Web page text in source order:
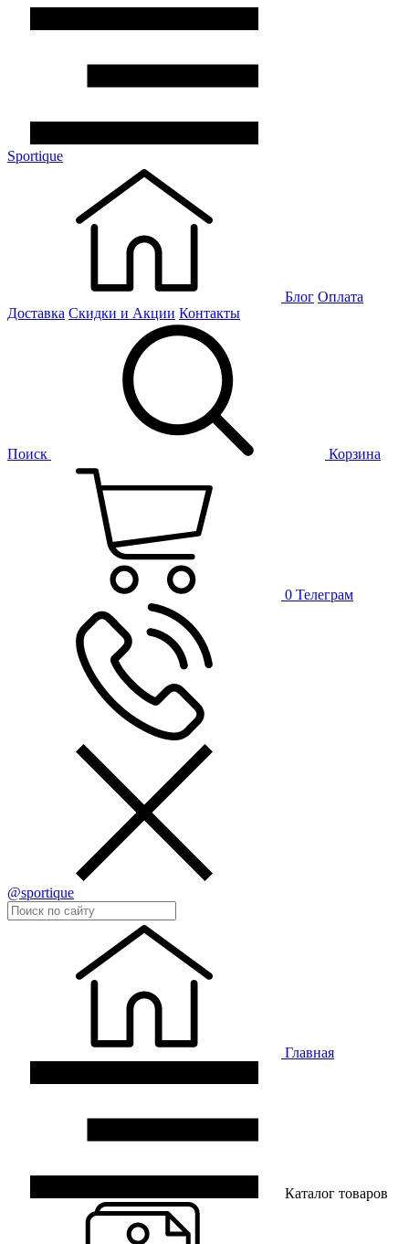
Sportique
Блог Оплата
Доставка Скидки и Акции Контакты
Поиск Корзина
0 Телеграм
@sportique
Главная
Каталог товаров